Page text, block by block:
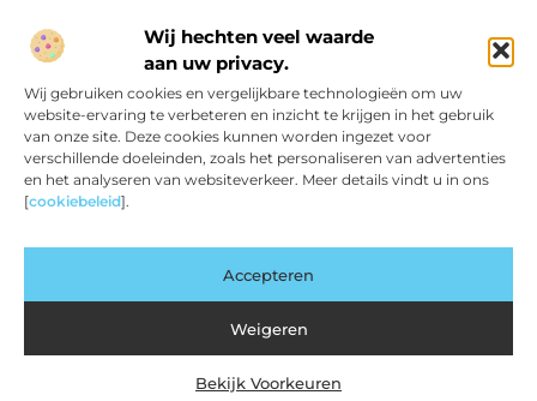
Wij hechten veel waarde
aan uw privacy.
Wij gebruiken cookies en vergelijkbare technologieën om uw
website-ervaring te verbeteren en inzicht te krijgen in het gebruik
van onze site. Deze cookies kunnen worden ingezet voor
verschillende doeleinden, zoals het personaliseren van advertenties
en het analyseren van websiteverkeer. Meer details vindt u in ons
[cookiebeleid].
Accepteren
Weigeren
Bekijk Voorkeuren
Over Ck Producties
Ckproducties.nl – Verhalen die het dagelijks leven kleur
geven.
Ontdek, lees en laat je inspireren door een wereld vol
inzichten en ideeën!
Bericht categorie
@2025 www.ckproducties.nl. All Right Reserved.